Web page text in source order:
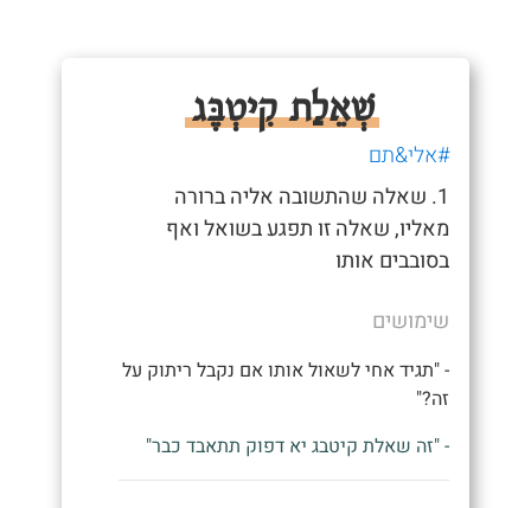
שְׁאֵלַת קִיטְבֶּג
#אלי&תם
1. שאלה שהתשובה אליה ברורה
מאליו, שאלה זו תפגע בשואל ואף
בסובבים אותו
שימושים
- "תגיד אחי לשאול אותו אם נקבל ריתוק על
זה?"
- "זה שאלת קיטבג יא דפוק תתאבד כבר"